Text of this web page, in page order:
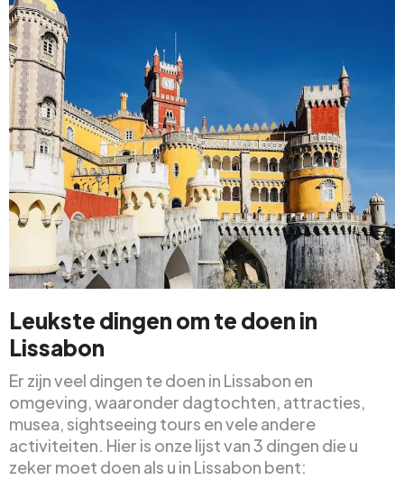
Leukste dingen om te doen in
Lissabon
Er zijn veel dingen te doen in Lissabon en
omgeving, waaronder dagtochten, attracties,
musea, sightseeing tours en vele andere
activiteiten. Hier is onze lijst van 3 dingen die u
zeker moet doen als u in Lissabon bent: